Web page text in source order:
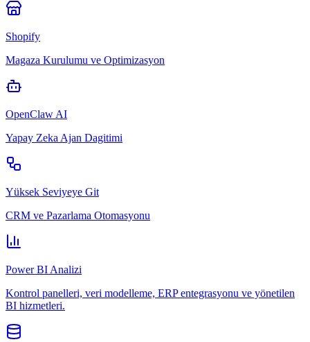
Shopify
Magaza Kurulumu ve Optimizasyon
OpenClaw AI
Yapay Zeka Ajan Dagitimi
Yüksek Seviyeye Git
CRM ve Pazarlama Otomasyonu
Power BI Analizi
Kontrol panelleri, veri modelleme, ERP entegrasyonu ve yönetilen
BI hizmetleri.